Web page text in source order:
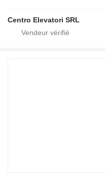
Centro Elevatori SRL